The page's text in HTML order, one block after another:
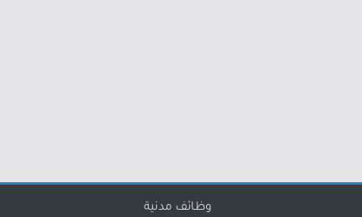
وظائف مدنية